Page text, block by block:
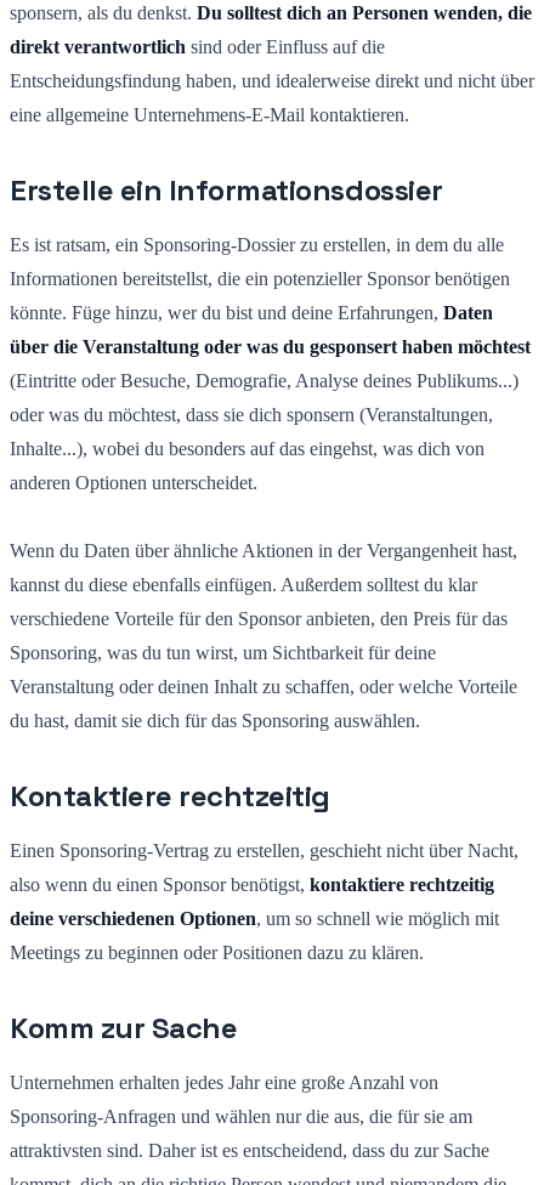
sponsern, als du denkst. Du solltest dich an Personen wenden, die
direkt verantwortlich sind oder Einfluss auf die
Entscheidungsfindung haben, und idealerweise direkt und nicht über
eine allgemeine Unternehmens-E-Mail kontaktieren.
Erstelle ein Informationsdossier
Es ist ratsam, ein Sponsoring-Dossier zu erstellen, in dem du alle
Informationen bereitstellst, die ein potenzieller Sponsor benötigen
könnte. Füge hinzu, wer du bist und deine Erfahrungen, Daten
über die Veranstaltung oder was du gesponsert haben möchtest
(Eintritte oder Besuche, Demografie, Analyse deines Publikums...)
oder was du möchtest, dass sie dich sponsern (Veranstaltungen,
Inhalte...), wobei du besonders auf das eingehst, was dich von
anderen Optionen unterscheidet.
Wenn du Daten über ähnliche Aktionen in der Vergangenheit hast,
kannst du diese ebenfalls einfügen. Außerdem solltest du klar
verschiedene Vorteile für den Sponsor anbieten, den Preis für das
Sponsoring, was du tun wirst, um Sichtbarkeit für deine
Veranstaltung oder deinen Inhalt zu schaffen, oder welche Vorteile
du hast, damit sie dich für das Sponsoring auswählen.
Kontaktiere rechtzeitig
Einen Sponsoring-Vertrag zu erstellen, geschieht nicht über Nacht,
also wenn du einen Sponsor benötigst, kontaktiere rechtzeitig
deine verschiedenen Optionen, um so schnell wie möglich mit
Meetings zu beginnen oder Positionen dazu zu klären.
Komm zur Sache
Unternehmen erhalten jedes Jahr eine große Anzahl von
Sponsoring-Anfragen und wählen nur die aus, die für sie am
attraktivsten sind. Daher ist es entscheidend, dass du zur Sache